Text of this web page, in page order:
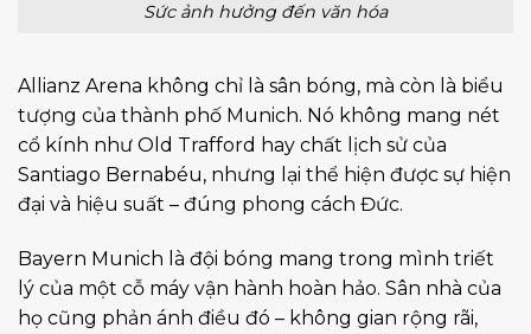
Sức ảnh hưởng đến văn hóa
Allianz Arena không chỉ là sân bóng, mà còn là biểu
tượng của thành phố Munich. Nó không mang nét
cổ kính như Old Trafford hay chất lịch sử của
Santiago Bernabéu, nhưng lại thể hiện được sự hiện
đại và hiệu suất – đúng phong cách Đức.
Bayern Munich là đội bóng mang trong mình triết
lý của một cỗ máy vận hành hoàn hảo. Sân nhà của
họ cũng phản ánh điều đó – không gian rộng rãi,